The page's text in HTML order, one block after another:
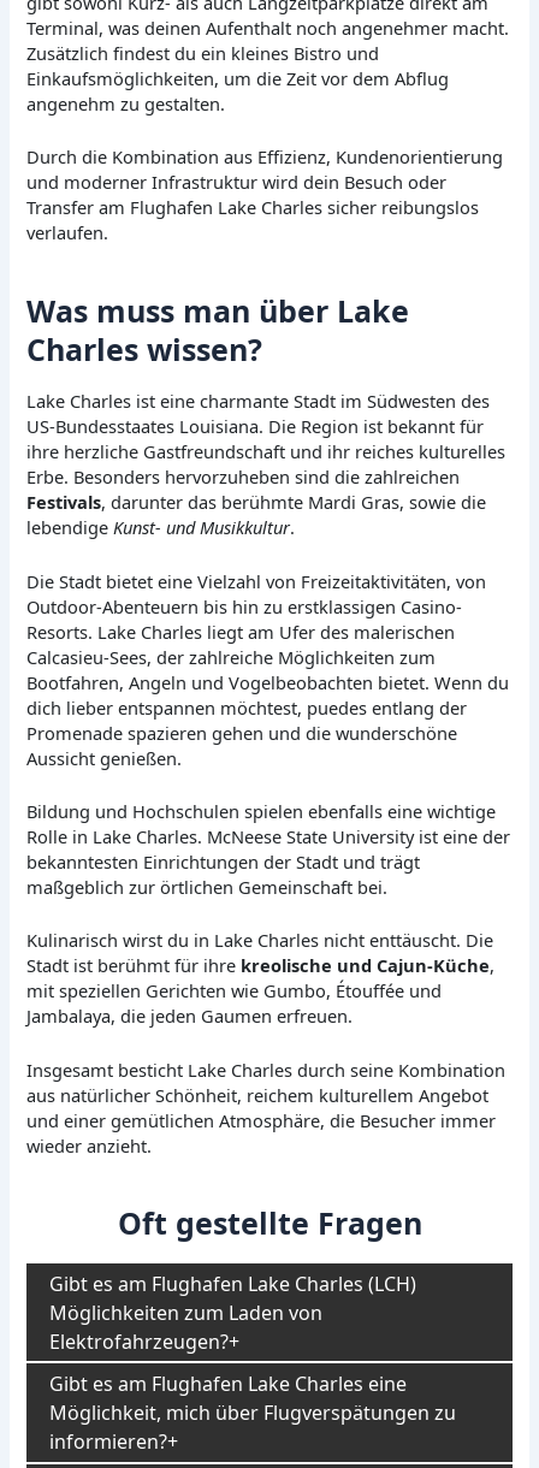
Terminal, was deinen Aufenthalt noch angenehmer macht.
Zusätzlich findest du ein kleines Bistro und
Einkaufsmöglichkeiten, um die Zeit vor dem Abflug
angenehm zu gestalten.
Durch die Kombination aus Effizienz, Kundenorientierung
und moderner Infrastruktur wird dein Besuch oder
Transfer am Flughafen Lake Charles sicher reibungslos
verlaufen.
Was muss man über Lake
Charles wissen?
Lake Charles ist eine charmante Stadt im Südwesten des
US-Bundesstaates Louisiana. Die Region ist bekannt für
ihre herzliche Gastfreundschaft und ihr reiches kulturelles
Erbe. Besonders hervorzuheben sind die zahlreichen
Festivals, darunter das berühmte Mardi Gras, sowie die
lebendigeKunst- und Musikkultur.
Die Stadt bietet eine Vielzahl von Freizeitaktivitäten, von
Outdoor-Abenteuern bis hin zu erstklassigen Casino-
Resorts. Lake Charles liegt am Ufer des malerischen
Calcasieu-Sees, der zahlreiche Möglichkeiten zum
Bootfahren, Angeln und Vogelbeobachten bietet. Wenn du
dich lieber entspannen möchtest, puedes entlang der
Promenade spazieren gehen und die wunderschöne
Aussicht genießen.
Bildung und Hochschulen spielen ebenfalls eine wichtige
Rolle in Lake Charles. McNeese State University ist eine der
bekanntesten Einrichtungen der Stadt und trägt
maßgeblich zur örtlichen Gemeinschaft bei.
Kulinarisch wirst du in Lake Charles nicht enttäuscht. Die
Stadt ist berühmt für ihre kreolische und Cajun-Küche,
mit speziellen Gerichten wie Gumbo, Étouffée und
Jambalaya, die jeden Gaumen erfreuen.
Insgesamt besticht Lake Charles durch seine Kombination
aus natürlicher Schönheit, reichem kulturellem Angebot
und einer gemütlichen Atmosphäre, die Besucher immer
wieder anzieht.
Oft gestellte Fragen
Gibt es am Flughafen Lake Charles (LCH)
Möglichkeiten zum Laden von
Elektrofahrzeugen?
Gibt es am Flughafen Lake Charles eine
Möglichkeit, mich über Flugverspätungen zu
informieren?